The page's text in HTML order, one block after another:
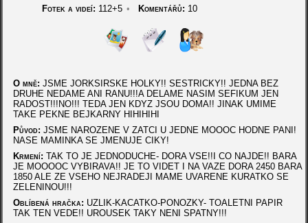
Fotek a videí: 112+5 • Komentářů: 10
O mně: JSME JORKSIRSKE HOLKY!! SESTRICKY!! JEDNA BEZ
DRUHE NEDAME ANI RANU!!!A DELAME NASIM SEFIKUM JEN
RADOST!!!NO!!! TEDA JEN KDYZ JSOU DOMA!! JINAK UMIME
TAKE PEKNE BEJKARNY HIHIHIHI
Původ: JSME NAROZENE V ZATCI U JEDNE MOOOC HODNE PANI!
NASE MAMINKA SE JMENUJE CIKY!
Krmení: TAK TO JE JEDNODUCHE- DORA VSE!!I CO NAJDE!! BARA
JE MOOOOC VYBIRAVA!! JE TO VIDET I NA VAZE DORA 2450 BARA
1850 ALE ZE VSEHO NEJRADEJI MAME UVARENE KURATKO SE
ZELENINOU!!!
Oblíbená hračka: UZLIK-KACATKO-PONOZKY- TOALETNI PAPIR
TAK TEN VEDE!! UROUSEK TAKY NENI SPATNY!!!